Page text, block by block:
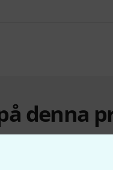
denna